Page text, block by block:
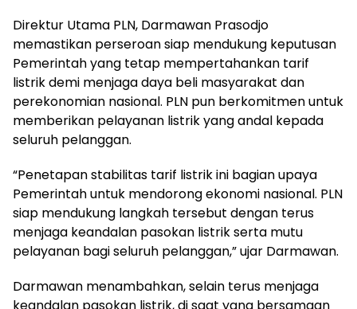
Direktur Utama PLN, Darmawan Prasodjo
memastikan perseroan siap mendukung keputusan
Pemerintah yang tetap mempertahankan tarif
listrik demi menjaga daya beli masyarakat dan
perekonomian nasional. PLN pun berkomitmen untuk
memberikan pelayanan listrik yang andal kepada
seluruh pelanggan.
“Penetapan stabilitas tarif listrik ini bagian upaya
Pemerintah untuk mendorong ekonomi nasional. PLN
siap mendukung langkah tersebut dengan terus
menjaga keandalan pasokan listrik serta mutu
pelayanan bagi seluruh pelanggan,” ujar Darmawan.
Darmawan menambahkan, selain terus menjaga
keandalan pasokan listrik, di saat yang bersamaan